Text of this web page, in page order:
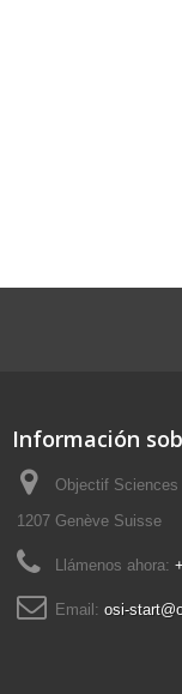
Información
Objectif Sciences
1207 Genève Suisse
Llámenos ahora:
Email: osi-